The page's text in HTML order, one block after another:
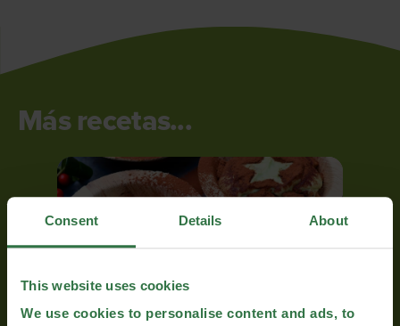
Consent Details About
This website uses cookies
We use cookies to personalise content and ads, to
Más recetas...